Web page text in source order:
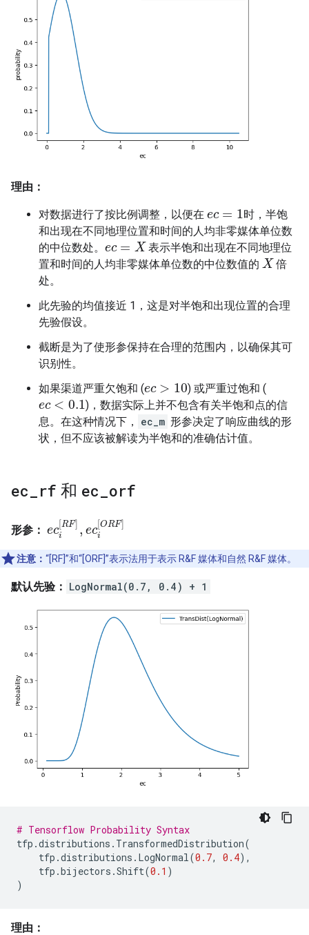
理由：
对数据进行了按比例调整，以便在 ec = 1
ec=1
时，半饱
和出现在不同地理位置和时间的人均非零媒体单位数
的中位数处。 ec = X
ec=X
表示半饱和出现在不同地理位
置和时间的人均非零媒体单位数的中位数值的 X
X 倍
处。
此先验的均值接近 1，这是对半饱和出现位置的合理
先验假设。
截断是为了使形参保持在合理的范围内，以确保其可
识别性。
如果渠道严重欠饱和 (ec > 10
ec>10 ) 或严重过饱和 (
ec < 0.1
ec<0.1
)，数据实际上并不包含有关半饱和点的信
息。在这种情况下，
ec_m 形参决定了响应曲线的形
状，但不应该被解读为半饱和的准确估计值。
ec rf 和 ec orf
形参： ec
[RF]
i , ec
[ORF]
i
eci[RF , eci[ORF ]
注意： “[RF]”和“[ORF]”表示法用于表示 R&F 媒体和自然 R&F 媒体。
默认先验： LogNormal(0.7, 0.4) + 1
# Tensorflow Probability Syntax
tfp .distributions . TransformedDistribution(
tfp .distributions . LogNormal (0.7, 0.4),
tfp .bijectors .Shift(0.1 )
)
理由：